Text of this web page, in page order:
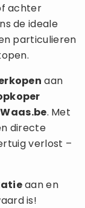
achter
de ideale
particulieren
aan
. Met
directe
verlost –
aan en
is!